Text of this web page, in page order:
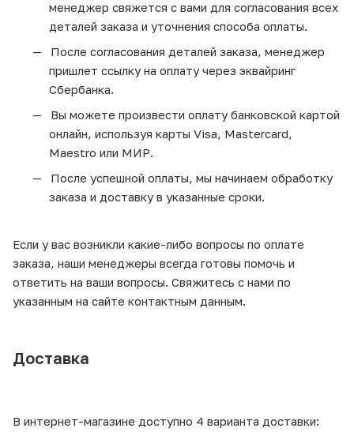
менеджер свяжется с вами для согласования всех
деталей заказа и уточнения способа оплаты.
После согласования деталей заказа, менеджер
пришлет ссылку на оплату через эквайринг
Сбербанка.
Вы можете произвести оплату банковской картой
онлайн, используя карты Visa, Mastercard,
Maestro или МИР.
После успешной оплаты, мы начинаем обработку
заказа и доставку в указанные сроки.
Если у вас возникли какие-либо вопросы по оплате
заказа, наши менеджеры всегда готовы помочь и
ответить на ваши вопросы. Свяжитесь с нами по
указанным на сайте контактным данным.
Доставка
В интернет-магазине доступно 4 варианта доставки: